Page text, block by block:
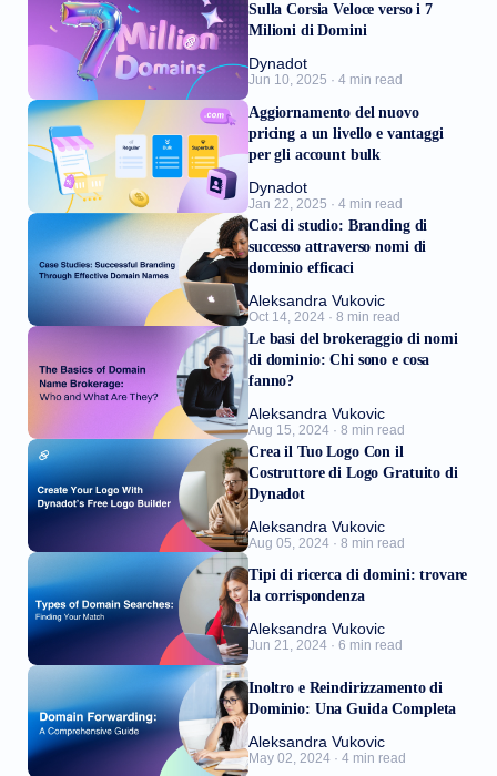
Sulla Corsia Veloce verso i 7
Milioni di Domini
Dynadot
Jun 10, 2025 · 4 min read
Aggiornamento del nuovo
pricing a un livello e vantaggi
per gli account bulk
Dynadot
Jan 22, 2025 · 4 min read
Casi di studio: Branding di
successo attraverso nomi di
dominio efficaci
Aleksandra Vukovic
Oct 14, 2024 · 8 min read
Le basi del brokeraggio di nomi
di dominio: Chi sono e cosa
fanno?
Aleksandra Vukovic
Aug 15, 2024 · 8 min read
Crea il Tuo Logo Con il
Costruttore di Logo Gratuito di
Dynadot
Aleksandra Vukovic
Aug 05, 2024 · 8 min read
Tipi di ricerca di domini: trovare
la corrispondenza
Aleksandra Vukovic
Jun 21, 2024 · 6 min read
Inoltro e Reindirizzamento di
Dominio: Una Guida Completa
Aleksandra Vukovic
May 02, 2024 · 4 min read